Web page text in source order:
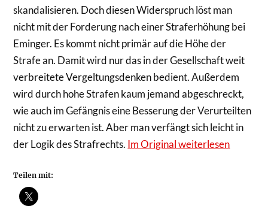
skandalisieren. Doch diesen Widerspruch löst man
nicht mit der Forderung nach einer Straferhöhung bei
Eminger. Es kommt nicht primär auf die Höhe der
Strafe an. Damit wird nur das in der Gesellschaft weit
verbreitete Vergeltungsdenken bedient. Außerdem
wird durch hohe Strafen kaum jemand abgeschreckt,
wie auch im Gefängnis eine Besserung der Verurteilten
nicht zu erwarten ist. Aber man verfängt sich leicht in
der Logik des Strafrechts. Im Original weiterlesen
Teilen mit: